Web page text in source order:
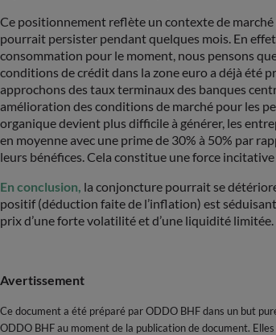
Ce positionnement reflète un contexte de
pourrait persister pendant quelques mois. En
consommation pour le moment, nous pensons
conditions de crédit dans la zone euro a déjà été
approchons des taux terminaux des banques
amélioration des conditions de marché pour les
organique devient plus difficile à générer, les
en moyenne avec une prime de 30% à 50% par
leurs bénéfices. Cela constitue une force
En conclusion, la conjoncture pourrait se
positif (déduction faite de l’inflation) est
prix d’une forte volatilité et d’une liquidité limitée.
Avertissement
Ce document a été préparé par ODDO BHF dans un but
ODDO BHF au moment de la publication de document.